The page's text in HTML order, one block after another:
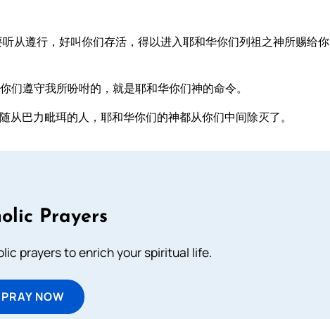
从遵行，好叫你们存活，得以进入耶和华你们列祖之神所赐给你
遵守我所吩咐的，就是耶和华你们神的命令。
巴力毗珥的人，耶和华你们的神都从你们中间除灭了。
Prayers
prayers to enrich your spiritual life.
PRAY NOW